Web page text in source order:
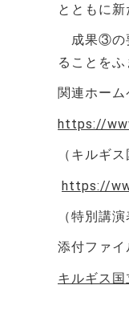
とともに
成果③の
ることを
関連ホーム
https://
（キルギ
https://
（特別講
添付ファイ
キルギス国